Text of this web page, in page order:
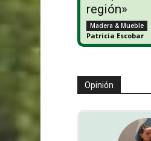
región»
Madera & Mueble
Patricia Escobar -
Opinión